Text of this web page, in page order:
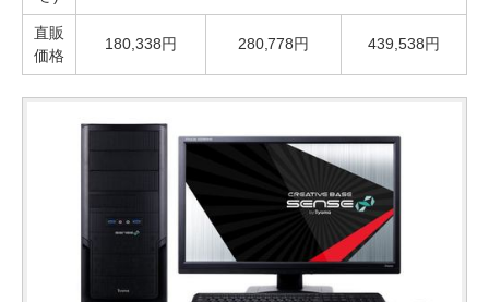
直販
価格
180,338円 280,778円 439,538円